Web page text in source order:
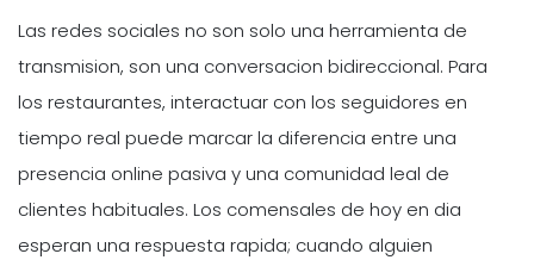
Las redes sociales no son solo una herramienta de
transmision, son una conversacion bidireccional. Para
los restaurantes, interactuar con los seguidores en
tiempo real puede marcar la diferencia entre una
presencia online pasiva y una comunidad leal de
clientes habituales. Los comensales de hoy en dia
esperan una respuesta rapida; cuando alguien